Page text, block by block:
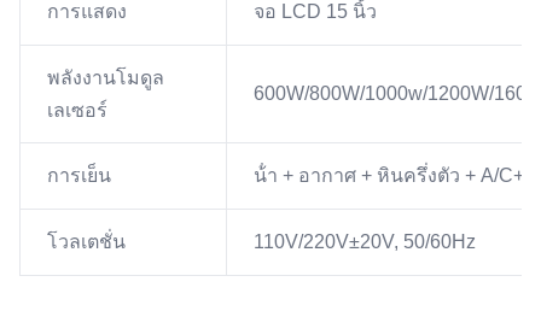
การแสดง จอ LCD 15 นิ้ว
พลังงานโมดูล
เลเซอร์
600W/800W/1000w/1200W/
การเย็น น้ํา + อากาศ + หินครึ่งตัว + A/
โวลเตชั่น 110V/220V±20V, 50/60Hz